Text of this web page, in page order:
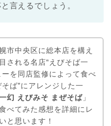
言えるでしょう。
市中央区に総本店を構え
される名店“えびそば一
ーを同店監修によって食べ
ば”にアレンジした一
幻 えびみそ まぜそば」
べてみた感想を詳細にレ
と思います！